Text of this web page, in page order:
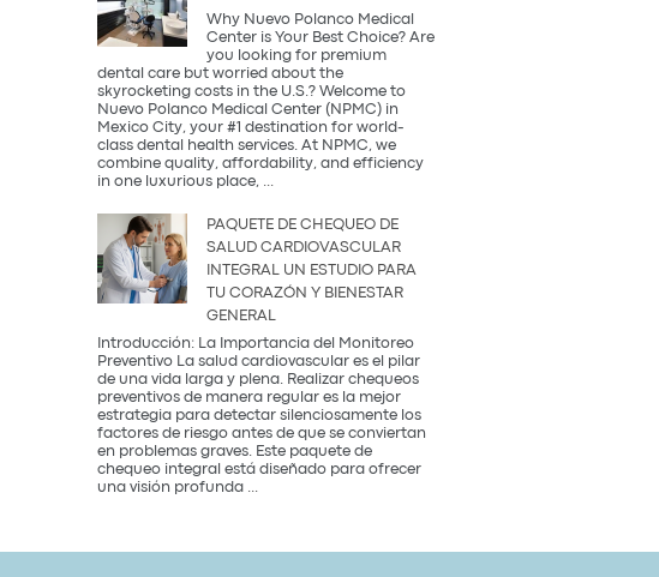
Descubre
la
tendencia
más
saludable
del
2026
Why Nuevo Polanco Medical
Center is Your Best Choice? Are
you looking for premium
dental care but worried about the
skyrocketing costs in the U.S.? Welcome to
Nuevo Polanco Medical Center (NPMC) in
Mexico City, your #1 destination for world-
class dental health services. At NPMC, we
combine quality, affordability, and efficiency
in one luxurious place,
Care
Mexico
City:
PAQUETE DE CHEQUEO DE
SALUD CARDIOVASCULAR
INTEGRAL UN ESTUDIO PARA
TU CORAZÓN Y BIENESTAR
GENERAL
Introducción: La Importancia del Monitoreo
Preventivo La salud cardiovascular es el pilar
de una vida larga y plena. Realizar chequeos
preventivos de manera regular es la mejor
estrategia para detectar silenciosamente los
factores de riesgo antes de que se conviertan
en problemas graves. Este paquete de
chequeo integral está diseñado para ofrecer
una visión profunda ...